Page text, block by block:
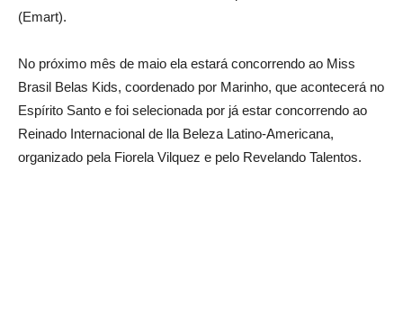
(Emart).
No próximo mês de maio ela estará concorrendo ao Miss
Brasil Belas Kids, coordenado por Marinho, que acontecerá no
Espírito Santo e foi selecionada por já estar concorrendo ao
Reinado Internacional de lla Beleza Latino-Americana,
organizado pela Fiorela Vilquez e pelo Revelando Talentos.